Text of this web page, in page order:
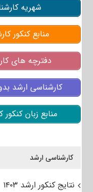
شهریه
منابع کنکور
دفترچه های
کارشناسی ارشد
منابع زبان
کارشناسی ارشد
نتایج کنکور ارشد ۱۴۰۳